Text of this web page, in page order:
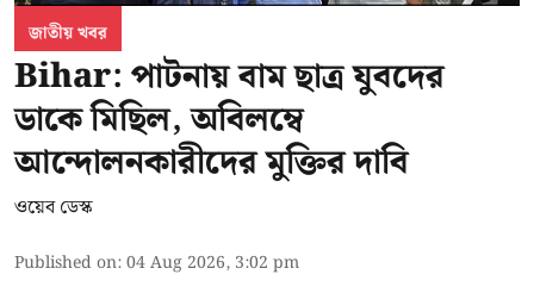
জাতীয় খবর
Bihar: পাটনায় বাম ছাত্র যুবদের
ডাকে মিছিল, অবিলম্বে
আন্দোলনকারীদের মুক্তির দাবি
ওয়েব ডেস্ক
Published on:04 Aug 2026, 3:02 pm